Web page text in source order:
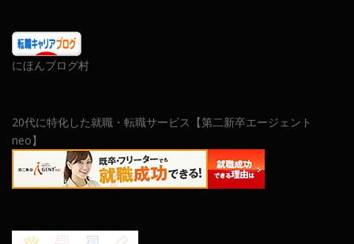
にほんブログ村
20代に特化した就職・転職サービス【第二新卒エージェント
neo】